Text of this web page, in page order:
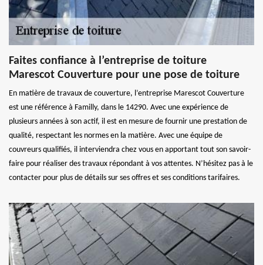
Faites confiance à l’entreprise de toiture
Marescot Couverture pour une pose de toiture
En matière de travaux de couverture, l’entreprise Marescot Couverture
est une référence à Familly, dans le 14290. Avec une expérience de
plusieurs années à son actif, il est en mesure de fournir une prestation de
qualité, respectant les normes en la matière. Avec une équipe de
couvreurs qualifiés, il interviendra chez vous en apportant tout son savoir-
faire pour réaliser des travaux répondant à vos attentes. N’hésitez pas à le
contacter pour plus de détails sur ses offres et ses conditions tarifaires.